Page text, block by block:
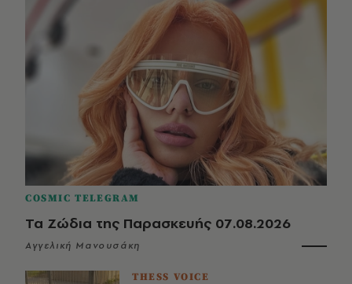
COSMIC TELEGRAM
Τα Ζώδια της Παρασκευής 07.08.2026
Αγγελική Μανουσάκη
THESS VOICE